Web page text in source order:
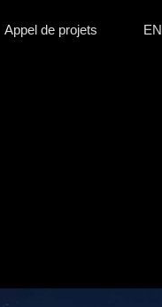
Appel de projets EN